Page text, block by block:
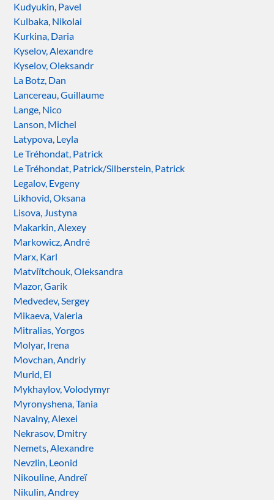
Kudyukin, Pavel
Kulbaka, Nikolai
Kurkina, Daria
Kyselov, Alexandre
Kyselov, Oleksandr
La Botz, Dan
Lancereau, Guillaume
Lange, Nico
Lanson, Michel
Latypova, Leyla
Le Tréhondat, Patrick
Le Tréhondat, Patrick/Silberstein, Patrick
Legalov, Evgeny
Likhovid, Oksana
Lisova, Justyna
Makarkin, Alexey
Markowicz, André
Marx, Karl
Matviïtchouk, Oleksandra
Mazor, Garik
Medvedev, Sergey
Mikaeva, Valeria
Mitralias, Yorgos
Molyar, Irena
Movchan, Andriy
Murid, El
Mykhaylov, Volodymyr
Myronyshena, Tania
Navalny, Alexei
Nekrasov, Dmitry
Nemets, Alexandre
Nevzlin, Leonid
Nikouline, Andreï
Nikulin, Andrey